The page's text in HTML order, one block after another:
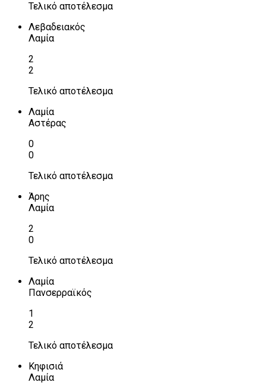
Τελικό αποτέλεσμα
Λεβαδειακός
Λαμία
2
2
Τελικό αποτέλεσμα
Λαμία
Αστέρας
0
0
Τελικό αποτέλεσμα
Άρης
Λαμία
2
0
Τελικό αποτέλεσμα
Λαμία
Πανσερραϊκός
1
2
Τελικό αποτέλεσμα
Κηφισιά
Λαμία